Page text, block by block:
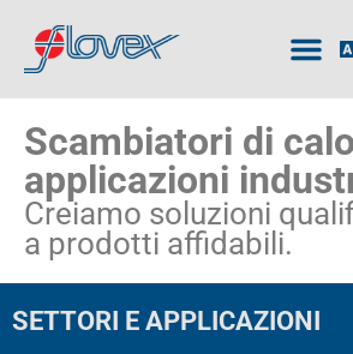
Scambiatori di
applicazioni
Creiamo soluzioni
a prodotti affidabili.
SETTORI E APPLICAZIONI